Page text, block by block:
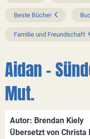
Beste Bücher
Familie und Freundschaft
Aidan -
Mut.
Autor: Brendan Kiely
Übersetzt von